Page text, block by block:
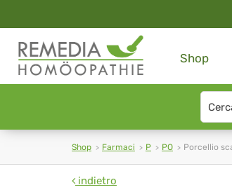
Shop
type
Shop Farmaci P PO Porcellio
indietro